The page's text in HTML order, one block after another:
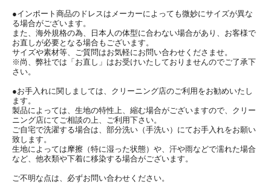
●インポート商品のドレスはメーカーによっても微妙にサイズが異な
る場合がございます。
また、海外規格の為、日本人の体型に合わない場合があり、お客様で
お直しが必要となる場合もございます。
サイズや素材等、ご質問はお気軽にお問い合わせくださませ。
※尚、弊社では「お直し」はお受けいたしておりませんのでご了承下
さい。
●お手入れに関しましては、クリーニング店のご利用をお勧めいたし
ます。
製品によっては、生地の特性上、縮む場合がございますので、クリー
ニング店にてご相談の上、ご利用下さい。
ご自宅で洗濯する場合は、部分洗い（手洗い）にてお手入れをお願い
致します。
生地によっては摩擦（特に湿った状態）や、汗や雨などで濡れた場合
など、他衣類や下着に移染する場合がございます。
ご不明な点は、必ずお問い合わせください。